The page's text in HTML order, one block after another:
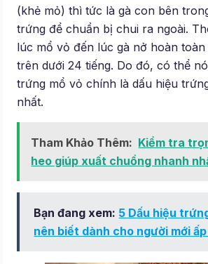
(khẻ mỏ) thì tức là gà con bên
trứng để chuẩn bị chui ra ngoài.
lúc mổ vỏ đến lúc gà nở hoàn
trên dưới 24 tiếng. Do đó, có thể
trứng mổ vỏ chính là dấu hiệu
nhất.
Tham Khảo Thêm: Kiểm tra
heo giúp xuất chuồng nhanh
Bạn đang xem: 5 Dấu hiệu
nên biết dành cho người mới